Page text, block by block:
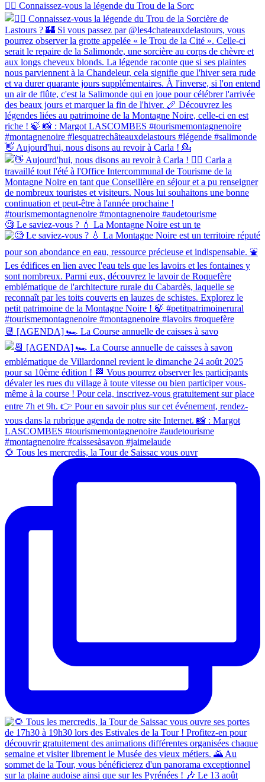
🧙‍♀️ Connaissez-vous la légende du Trou de la Sorc
👋 Aujourd'hui, nous disons au revoir à Carla ! 💁‍
🧐 Le saviez-vous ? 💧 La Montagne Noire est un te
📆 [AGENDA] 🏎 La Course annuelle de caisses à savo
🌻 Tous les mercredis, la Tour de Saissac vous ouvr